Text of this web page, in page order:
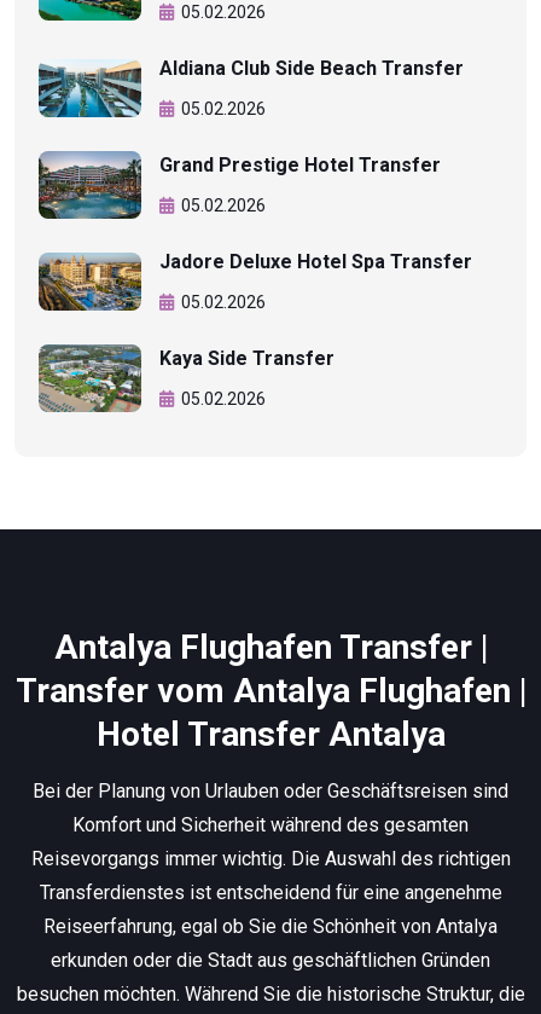
05.02.2026
Aldiana Club Side Beach Transfer
05.02.2026
Grand Prestige Hotel Transfer
05.02.2026
Jadore Deluxe Hotel Spa Transfer
05.02.2026
Kaya Side Transfer
05.02.2026
Antalya Flughafen Transfer |
Transfer vom Antalya Flughafen |
Hotel Transfer Antalya
Bei der Planung von Urlauben oder Geschäftsreisen sind
Komfort und Sicherheit während des gesamten
Reisevorgangs immer wichtig. Die Auswahl des richtigen
Transferdienstes ist entscheidend für eine angenehme
Reiseerfahrung, egal ob Sie die Schönheit von Antalya
erkunden oder die Stadt aus geschäftlichen Gründen
besuchen möchten. Während Sie die historische Struktur, die